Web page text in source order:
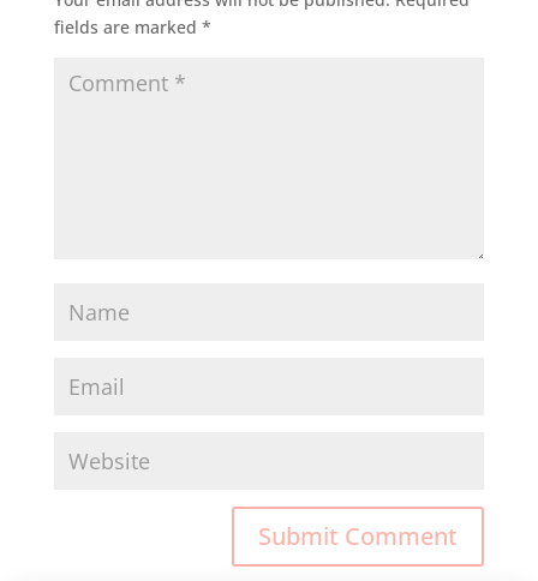
fields are marked *